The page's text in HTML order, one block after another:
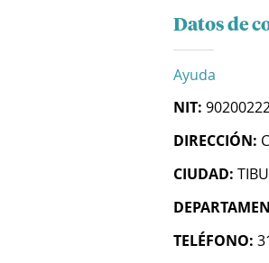
Datos de
Ayuda
NIT:
DIRECCIÓN:
CIUDAD: TIBU
TELÉFONO: